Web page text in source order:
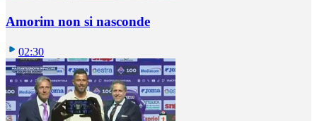
Amorim non si nasconde
02:30